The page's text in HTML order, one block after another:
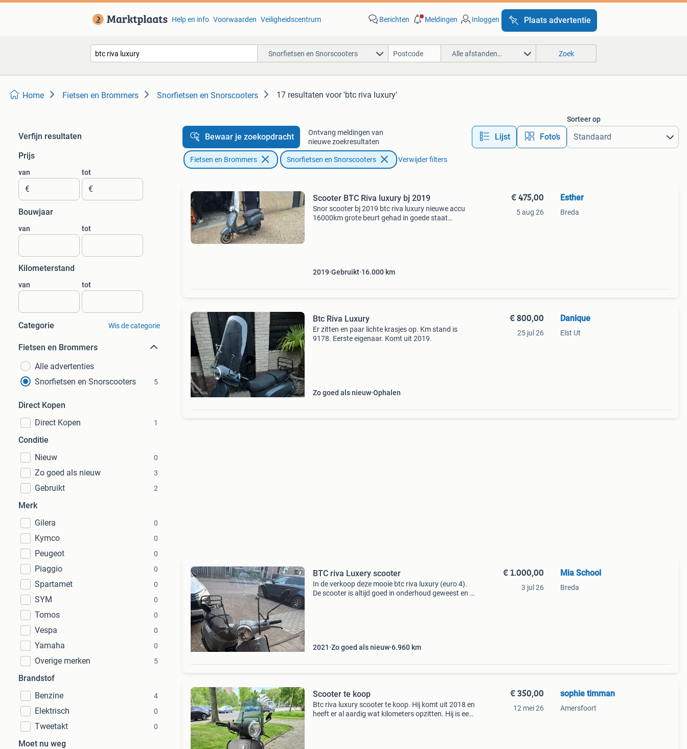
Help en info Voorwaarden Veiligheidscentrum Berichten Meldingen Inloggen Plaats advertentie
Snorfietsen en Snorscooters Alle afstanden… Zoek
Home Fietsen en Brommers Snorfietsen en Snorscooters 17 resultaten voor 'btc riva luxury'
Verfijn resultaten
Prijs
van
€
tot
€
Bouwjaar
van tot
Kilometerstand
van tot
Categorie Wis de categorie
Fietsen en Brommers
Alle advertenties
Snorfietsen en Snorscooters
5
Direct Kopen
Direct Kopen
1
Conditie
Nieuw
0
Zo goed als nieuw 3
Gebruikt 2
Merk
Gilera
0
Kymco 0
Peugeot 0
Piaggio 0
Spartamet 0
SYM 0
Tomos 0
Vespa 0
Yamaha 0
Overige merken 5
Brandstof
Benzine
4
Elektrisch 0
Tweetakt 0
Moet nu weg
Bewaar je zoekopdracht
Ontvang meldingen van
nieuwe zoekresultaten
Lijst Foto’s
Sorteer op
Fietsen en Brommers Snorfietsen en Snorscooters Verwijder filters
Scooter BTC Riva luxury bj 2019
Snor scooter bj 2019 btc riva luxury nieuwe accu
16000km grote beurt gehad in goede staat
2019 Gebruikt 16.000 km
€ 475,00
5 aug 26
Esther
Breda
Btc Riva Luxury
Er zitten en paar lichte krasjes op. Km stand is
9178. Eerste eigenaar. Komt uit 2019.
Zo goed als nieuw Ophalen
€ 800,00
25 jul 26
Danique
Elst Ut
BTC riva Luxery scooter
In de verkoop deze mooie btc riva luxury (euro 4).
De scooter is altijd goed in onderhoud geweest en is
2021 Zo goed als nieuw 6.960 km
€ 1.000,00
3 jul 26
Mia School
Breda
Scooter te koop
Btc riva luxury scooter te koop. Hij komt uit 2018 en
heeft er al aardig wat kilometers opzitten. Hij is een
€ 350,00
12 mei 26
sophie timman
Amersfoort